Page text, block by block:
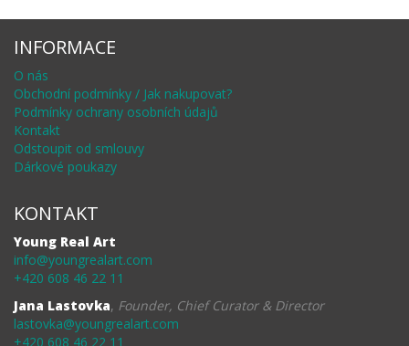
INFORMACE
O nás
Obchodní podmínky / Jak nakupovat?
Podmínky ochrany osobních údajů
Kontakt
Odstoupit od smlouvy
Dárkové poukazy
KONTAKT
Young Real Art
info@youngrealart.com
+420 608 46 22 11
Jana Lastovka, Founder, Chief Curator & Director
lastovka@youngrealart.com
+420 608 46 22 11